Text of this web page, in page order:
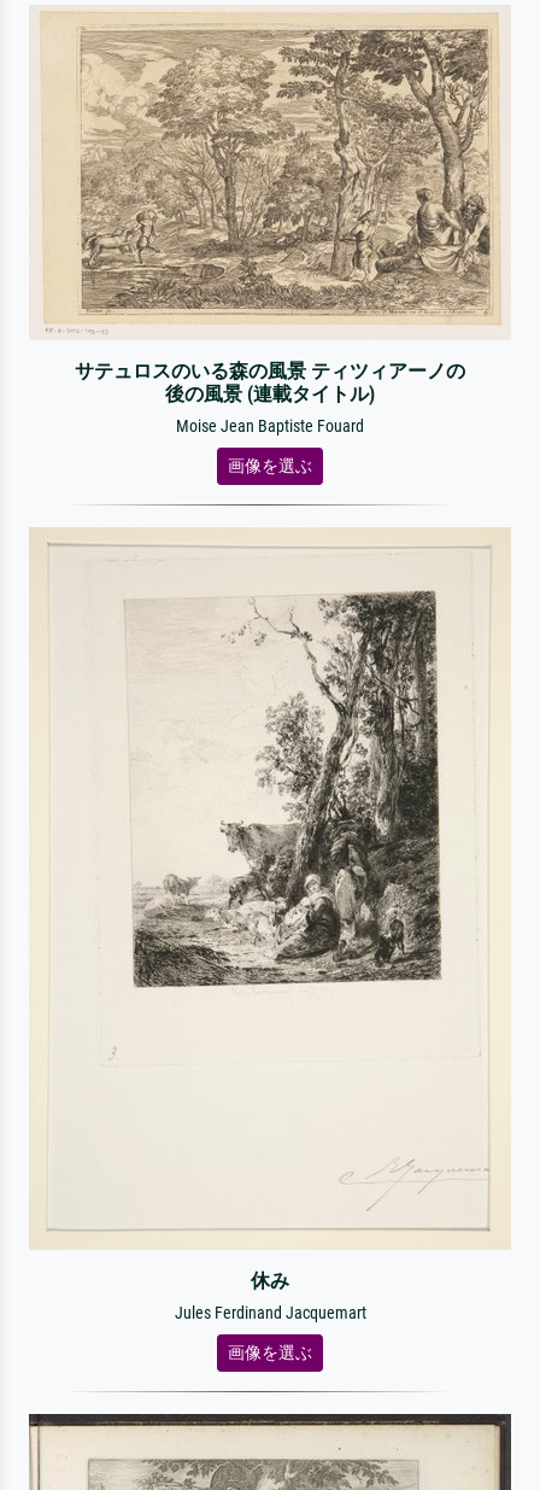
サテュロスのいる森の風景 ティツィアーノの
後の風景 (連載タイトル)
Moise Jean Baptiste Fouard
画像を選ぶ
休み
Jules Ferdinand Jacquemart
画像を選ぶ